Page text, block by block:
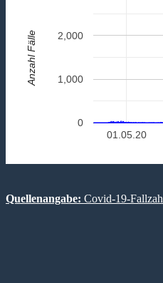
01.05.20
0
1,000
2,000
Anzahl Fälle
Quellenangabe: Covid-19-